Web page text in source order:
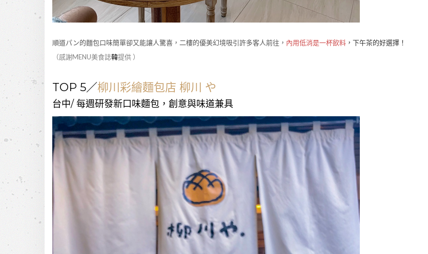
順道パン的麵包口味簡單卻又能讓人驚喜，二樓的優美幻境吸引許多客人前往， 內用低消是一杯飲料 ，下午茶的好選擇！
（感謝MENU美食誌韓提供 ）
TOP 5／柳川彩繪麵包店 柳川 や
台中/ 每週研發新口味麵包，創意與味道兼具